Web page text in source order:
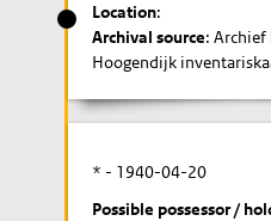
Location:
Archival source: Archief
Hoogendijk
* - 1940-04-20
Possible possessor /